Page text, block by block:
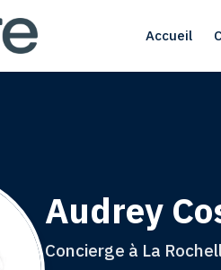
Accueil
Audrey
Concierge à La